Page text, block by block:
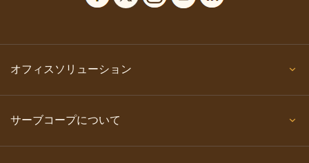
オフィスソリューション
サーブコープについて